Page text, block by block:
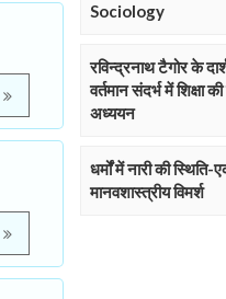
Sociology
रविन्द्रनाथ टैगोर के
वर्तमान संदर्भ में शिक्षा
अध्ययन
धर्मों में नारी की स्थिति-
मानवशास्त्रीय विमर्श